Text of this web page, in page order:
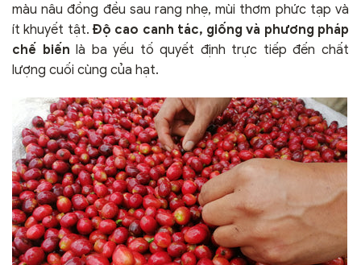
màu nâu đồng đều sau rang nhẹ, mùi thơm phức tạp và
ít khuyết tật. Độ cao canh tác, giống và phương pháp
chế biến là ba yếu tố quyết định trực tiếp đến chất
lượng cuối cùng của hạt.